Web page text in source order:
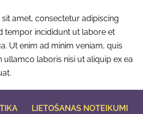
amet, consectetur adipiscing
tempor incididunt ut labore et
Ut enim ad minim veniam, quis
ullamco laboris nisi ut aliquip ex ea
LIETOŠANAS NOTEIKUMI